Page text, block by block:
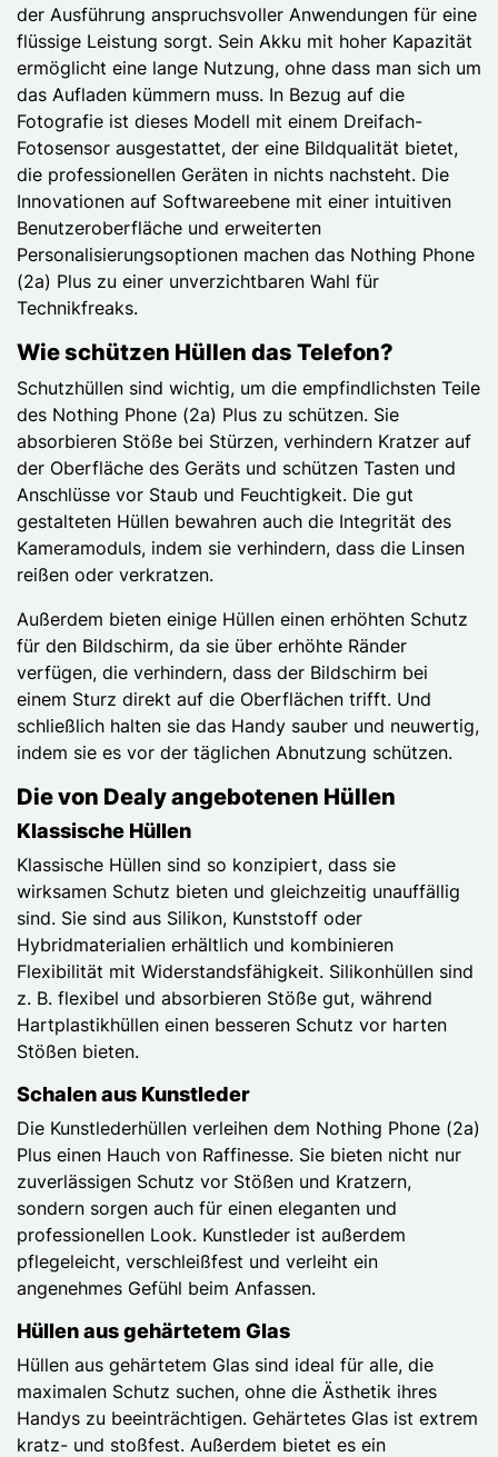
der Ausführung anspruchsvoller Anwendungen für eine
flüssige Leistung sorgt. Sein Akku mit hoher Kapazität
ermöglicht eine lange Nutzung, ohne dass man sich um
das Aufladen kümmern muss. In Bezug auf die
Fotografie ist dieses Modell mit einem Dreifach-
Fotosensor ausgestattet, der eine Bildqualität bietet,
die professionellen Geräten in nichts nachsteht. Die
Innovationen auf Softwareebene mit einer intuitiven
Benutzeroberfläche und erweiterten
Personalisierungsoptionen machen das Nothing Phone
(2a) Plus zu einer unverzichtbaren Wahl für
Technikfreaks.
Wie schützen Hüllen das Telefon?
Schutzhüllen sind wichtig, um die empfindlichsten Teile
des Nothing Phone (2a) Plus zu schützen. Sie
absorbieren Stöße bei Stürzen, verhindern Kratzer auf
der Oberfläche des Geräts und schützen Tasten und
Anschlüsse vor Staub und Feuchtigkeit. Die gut
gestalteten Hüllen bewahren auch die Integrität des
Kameramoduls, indem sie verhindern, dass die Linsen
reißen oder verkratzen.
Außerdem bieten einige Hüllen einen erhöhten Schutz
für den Bildschirm, da sie über erhöhte Ränder
verfügen, die verhindern, dass der Bildschirm bei
einem Sturz direkt auf die Oberflächen trifft. Und
schließlich halten sie das Handy sauber und neuwertig,
indem sie es vor der täglichen Abnutzung schützen.
Die von Dealy angebotenen Hüllen
Klassische Hüllen
Klassische Hüllen sind so konzipiert, dass sie
wirksamen Schutz bieten und gleichzeitig unauffällig
sind. Sie sind aus Silikon, Kunststoff oder
Hybridmaterialien erhältlich und kombinieren
Flexibilität mit Widerstandsfähigkeit. Silikonhüllen sind
z. B. flexibel und absorbieren Stöße gut, während
Hartplastikhüllen einen besseren Schutz vor harten
Stößen bieten.
Schalen aus Kunstleder
Die Kunstlederhüllen verleihen dem Nothing Phone (2a)
Plus einen Hauch von Raffinesse. Sie bieten nicht nur
zuverlässigen Schutz vor Stößen und Kratzern,
sondern sorgen auch für einen eleganten und
professionellen Look. Kunstleder ist außerdem
pflegeleicht, verschleißfest und verleiht ein
angenehmes Gefühl beim Anfassen.
Hüllen aus gehärtetem Glas
Hüllen aus gehärtetem Glas sind ideal für alle, die
maximalen Schutz suchen, ohne die Ästhetik ihres
Handys zu beeinträchtigen. Gehärtetes Glas ist extrem
kratz- und stoßfest. Außerdem bietet es ein